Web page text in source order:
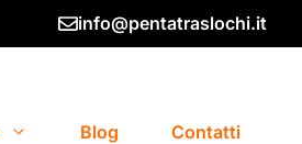
info@pentatraslochi.it
Blog Contatti